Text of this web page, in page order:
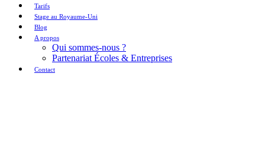
Tarifs
Stage au Royaume-Uni
Blog
A propos
Qui sommes-nous ?
Partenariat Écoles & Entreprises
Contact